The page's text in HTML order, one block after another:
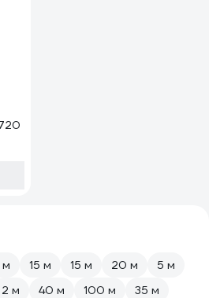
15 м 15 м 20 м
5 м
2 м 40 м 100 м
35 м